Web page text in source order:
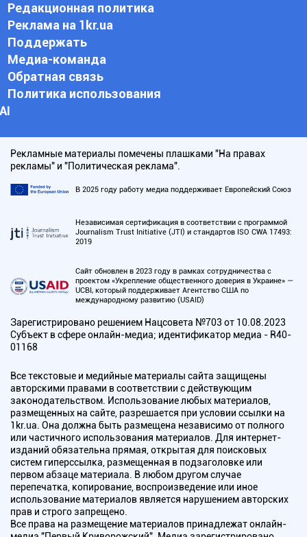
Редакционная политика
Реклама на 1kr.ua
Поддержать
Медиа-команда
Обратная связь
Политика использования
АI
Рекламные материалы помечены плашками "На правах
рекламы" и "Политическая реклама".
В 2025 году работу медиа поддерживает Европейский Союз
Независимая сертификация в соответствии с программой
Journalism Trust Initiative (JTI) и стандартов ISO CWA 17493:
2019
Сайт обновлен в 2023 году в рамках сотрудничества с
проектом «Укрепление общественного доверия в Украине» —
UCBI, который поддерживает Агентство США по
международному развитию (USAID)
Зарегистрировано решением Нацсовета №703 от 10.08.2023
Субъект в сфере онлайн-медиа; идентификатор медиа - R40-
01168
Все текстовые и медийные материалы сайта защищены
авторскими правами в соответствии с действующим
законодательством. Использование любых материалов,
размещенных на сайте, разрешается при условии ссылки на
1kr.ua. Она должна быть размещена независимо от полного
или частичного использования материалов. Для интернет-
изданий обязательна прямая, открытая для поисковых
систем гиперссылка, размещенная в подзаголовке или
первом абзаце материала. В любом другом случае
перепечатка, копирование, воспроизведение или иное
использование материалов является нарушением авторских
прав и строго запрещено.
Все права на размещение материалов принадлежат онлайн-